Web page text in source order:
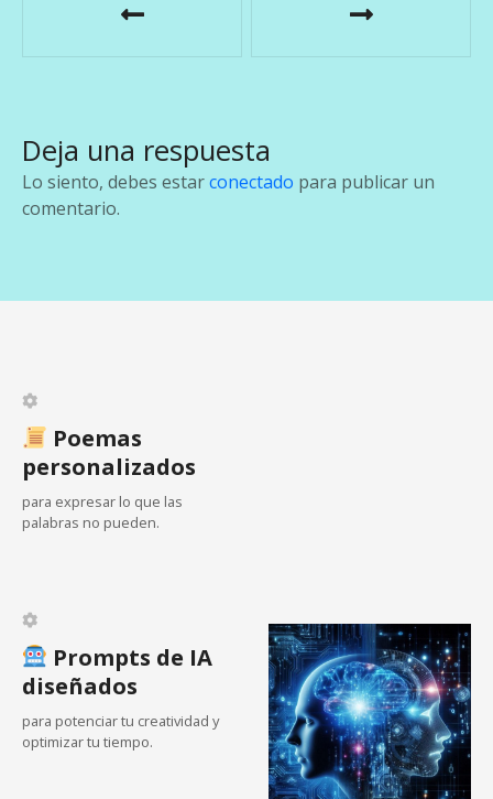
g
a
i
n
d
e
e
t
r
a
d
Deja una respuesta
Lo siento, debes estarconectado para publicar un
comentario.
Poemas
personalizados
para expresar lo que las
palabras no pueden.
Prompts de IA
diseñados
para potenciar tu creatividad y
optimizar tu tiempo.